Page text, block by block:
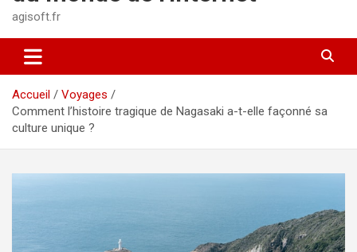
agisoft.fr
Accueil
Voyages
Comment l’histoire tragique de Nagasaki a-t-elle façonné sa
culture unique ?